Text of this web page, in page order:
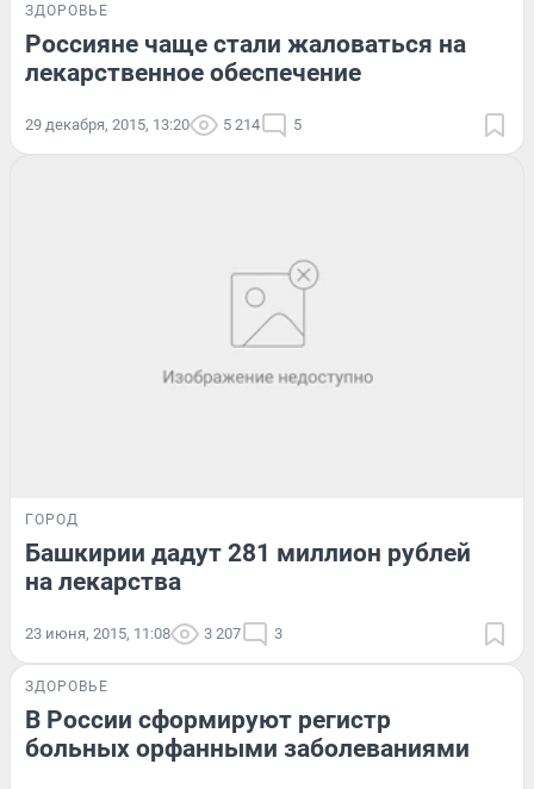
ЗДОРОВЬЕ
Россияне чаще стали жаловаться на
лекарственное обеспечение
29 декабря, 2015, 13:20 5 214 5
ГОРОД
Башкирии дадут 281 миллион рублей
на лекарства
23 июня, 2015, 11:08 3 207 3
ЗДОРОВЬЕ
В России сформируют регистр
больных орфанными заболеваниями